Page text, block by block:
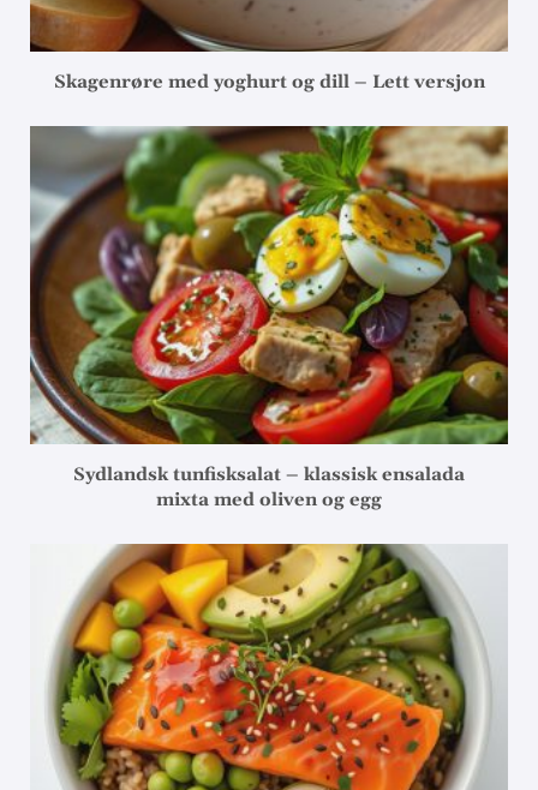
Skagenrøre med yoghurt og dill – Lett versjon
Sydlandsk tunfisksalat – klassisk ensalada
mixta med oliven og egg